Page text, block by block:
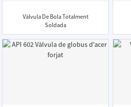
Vàlvula De Bola Totalment
Soldada